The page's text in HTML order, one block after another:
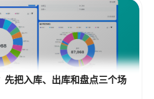
先把入库、出库和盘点三个场